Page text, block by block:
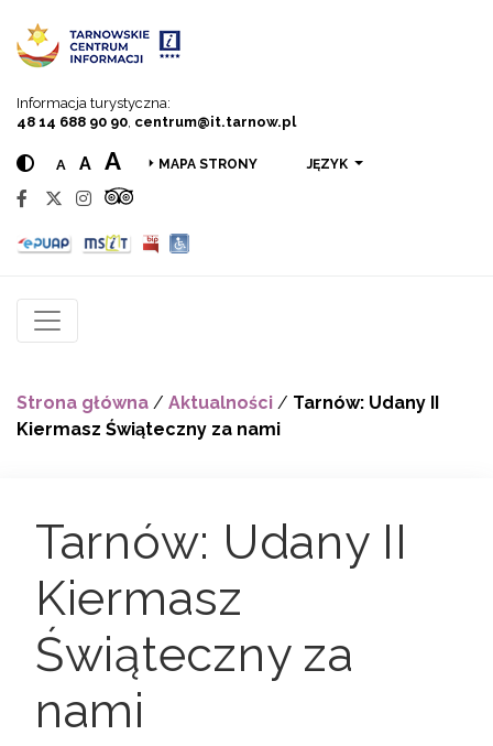
Informacja turystyczna:
48 14 688 90 90 centrum@it.tarnow.pl
A A A MAPA STRONY JĘZYK
Strona główna / Aktualności / Tarnów: Udany II
Kiermasz Świąteczny za nami
Tarnów: Udany II
Kiermasz
Świąteczny za
nami